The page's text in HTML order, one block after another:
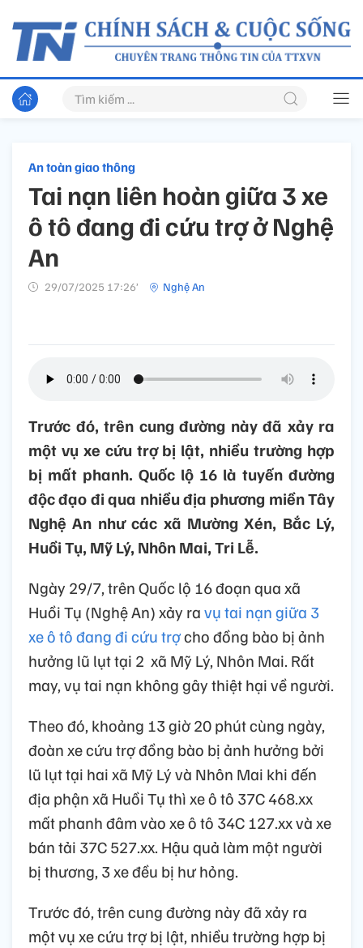
An toàn giao thông
Tai nạn liên hoàn giữa 3 xe
ô tô đang đi cứu trợ ở Nghệ
An
29/07/2025 17:26’ Nghệ An
Trước đó, trên cung đường này đã xảy ra
một vụ xe cứu trợ bị lật, nhiều trường hợp
bị mất phanh. Quốc lộ 16 là tuyến đường
độc đạo đi qua nhiều địa phương miền Tây
Nghệ An như các xã Mường Xén, Bắc Lý,
Huồi Tụ, Mỹ Lý, Nhôn Mai, Tri Lễ.
Ngày 29/7, trên Quốc lộ 16 đoạn qua xã
Huồi Tụ (Nghệ An) xảy ravụ tai nạn giữa 3
xe ô tô đang đi cứu trợcho đồng bào bị ảnh
hưởng lũ lụt tại 2 xã Mỹ Lý, Nhôn Mai. Rất
may, vụ tai nạn không gây thiệt hại về người.
Theo đó, khoảng 13 giờ 20 phút cùng ngày,
đoàn xe cứu trợ đồng bào bị ảnh hưởng bởi
lũ lụt tại hai xã Mỹ Lý và Nhôn Mai khi đến
địa phận xã Huồi Tụ thì xe ô tô 37C 468.xx
mất phanh đâm vào xe ô tô 34C 127.xx và xe
bán tải 37C 527.xx. Hậu quả làm một người
bị thương, 3 xe đều bị hư hỏng.
Trước đó, trên cung đường này đã xảy ra
một vụ xe cứu trợ bị lật, nhiều trường hợp bị